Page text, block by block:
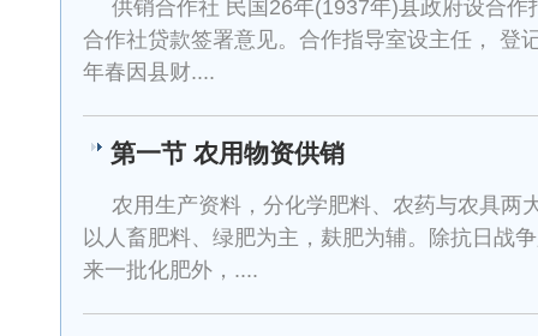
供销合作社 民国26年(1937年)县政府设合
合作社贷款签署意见。合作指导室设主任， 登
年春因县财....
第一节 农用物资供销
农用生产资料，分化学肥料、农药与农具两
以人畜肥料、绿肥为主，麸肥为辅。除抗日战
来一批化肥外，....